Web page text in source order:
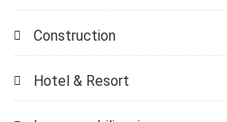
Construction
Hotel & Resort